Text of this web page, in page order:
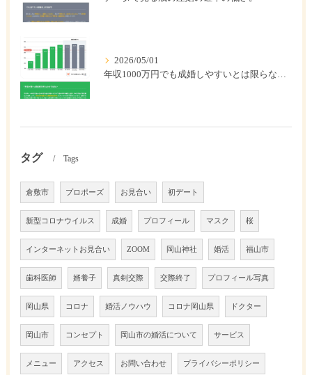
2026/05/01
年収1000万円でも成婚しやすいとは限らない? 「年収帯別の成婚率」のリアル
タグ Tags
倉敷市 プロポーズ お見合い 初デート
新型コロナウイルス 成婚 プロフィール マスク 桜
インターネットお見合い ZOOM 岡山神社 婚活 福山市
歯科医師 婿養子 真剣交際 交際終了 プロフィール写真
岡山県 コロナ 婚活ノウハウ コロナ岡山県 ドクター
岡山市 コンセプト 岡山市の婚活について サービス
メニュー アクセス お問い合わせ プライバシーポリシー